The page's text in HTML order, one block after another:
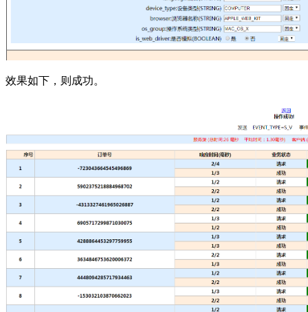
效果如下，则成功。